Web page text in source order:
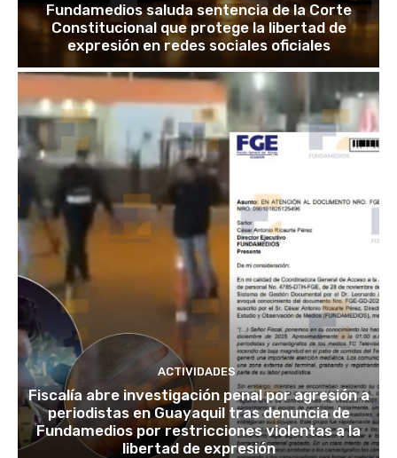
Fundamedios saluda sentencia de la Corte
Constitucional que protege la libertad de
expresión en redes sociales oficiales
ACTIVIDADES
Fiscalía abre investigación penal por agresión a
periodistas en Guayaquil tras denuncia de
Fundamedios por restricciones violentas a la
libertad de expresión